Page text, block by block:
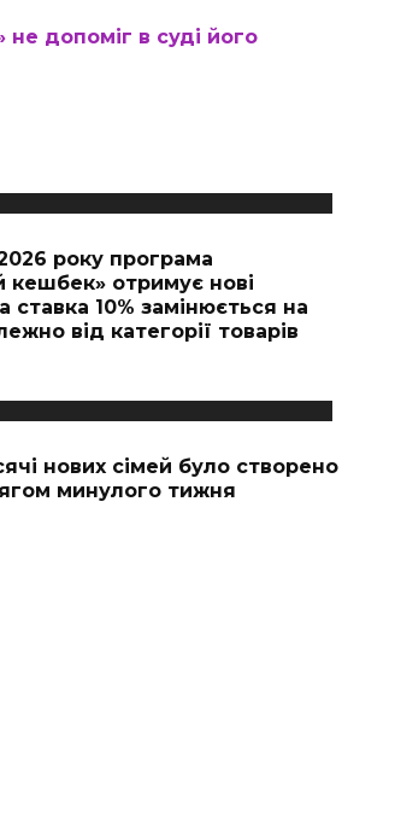
допоміг в суді його
року програма
кешбек» отримує нові
ставка 10% замінюється на
від категорії товарів
нових сімей було створено
минулого тижня